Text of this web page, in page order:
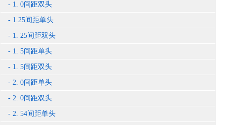
1. 0间距双头
1.25间距单头
1. 25间距双头
1. 5间距单头
1. 5间距双头
2. 0间距单头
2. 0间距双头
2. 54间距单头